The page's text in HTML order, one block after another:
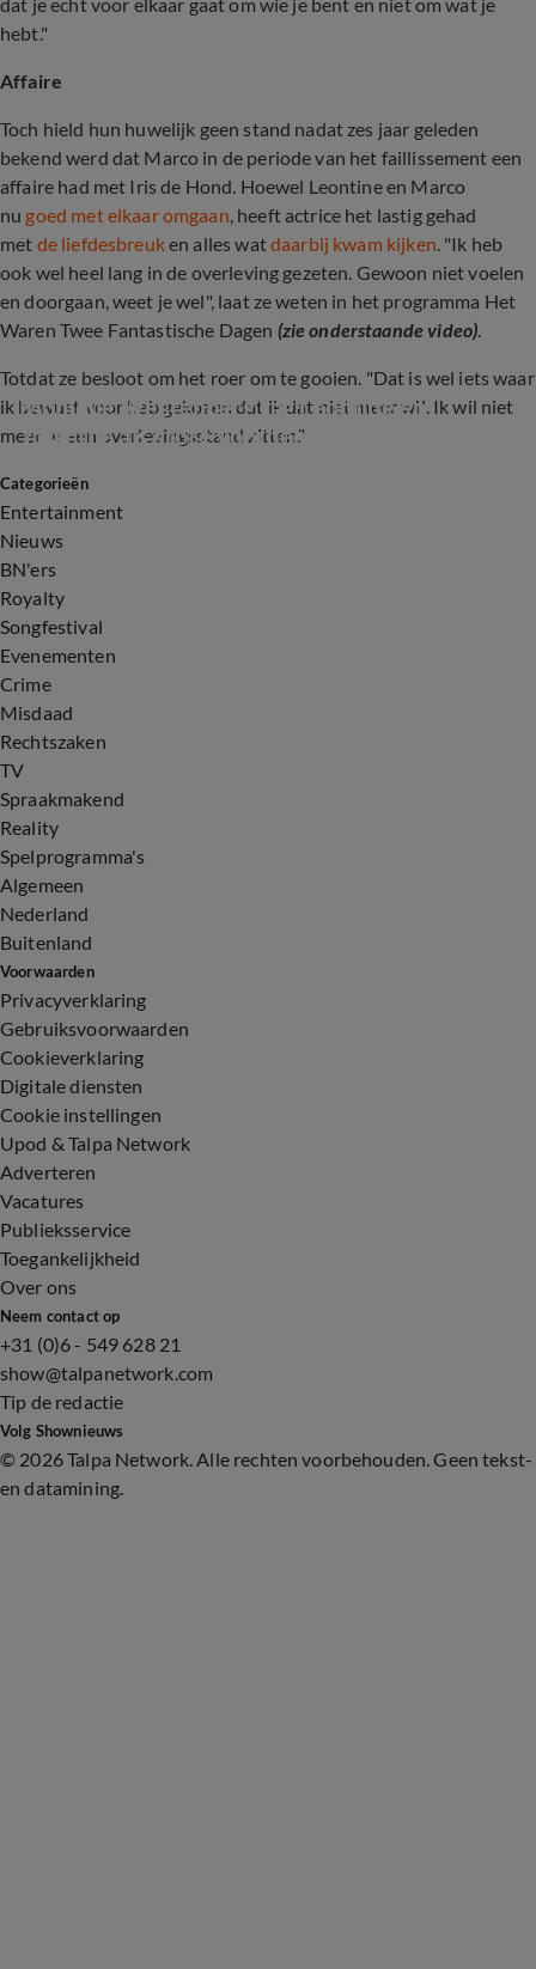
hebt."
Affaire
Toch hield hun huwelijk geen stand nadat zes jaar geleden
bekend werd dat Marco in de periode van het faillissement een
affaire had met Iris de Hond. Hoewel Leontine en Marco
nu goed met elkaar omgaan, heeft actrice het lastig gehad
met de liefdesbreuken alles watdaarbij kwam kijken. "Ik heb
ook wel heel lang in de overleving gezeten. Gewoon niet voelen
en doorgaan, weet je wel", laat ze weten in het programma Het
Waren Twee Fantastische Dagen (zie onderstaande video).
Totdat ze besloot om het roer om te gooien. "Dat is wel iets waar
ik bewust voor heb gekozen dat ik dát niet meer wil. Ik wil niet
meer in een overlevingsstand zitten."
2:18
Monique Westenberg zag Leontine en
Yolanthe als grote voorbeeld
Categorieën
Entertainment
Nieuws
BN'ers
Royalty
Songfestival
Evenementen
Crime
Misdaad
Rechtszaken
TV
Spraakmakend
Reality
Spelprogramma's
Algemeen
Nederland
Buitenland
Voorwaarden
Privacyverklaring
Gebruiksvoorwaarden
Cookieverklaring
Digitale diensten
Cookie instellingen
Upod & Talpa Network
Adverteren
Vacatures
Publieksservice
Toegankelijkheid
Over ons
Neem contact op
+31 (0)6 - 549 628 21
show@talpanetwork.com
Tip de redactie
Volg Shownieuws
© 2026 Talpa Network. Alle rechten voorbehouden. Geen tekst-
en datamining.